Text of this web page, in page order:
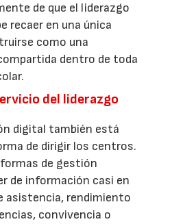
de que el liderazgo
recaer en una única
como una
dentro de toda
del liderazgo
digital también está
de dirigir los centros.
de gestión
de información casi en
asistencia, rendimiento
convivencia o